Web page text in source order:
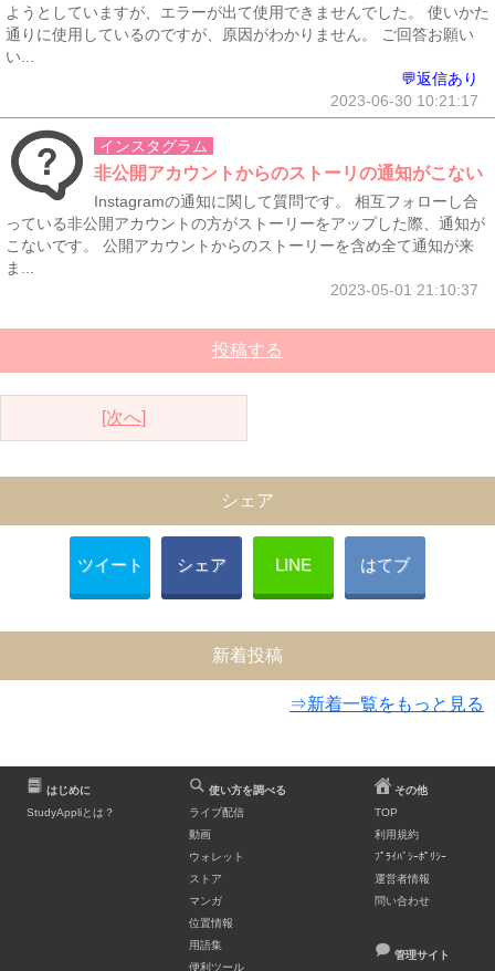
ようとしていますが、エラーが出て使用できませんでした。 使いかた
通りに使用しているのですが、原因がわかりません。 ご回答お願い
い...
💬返信あり
2023-06-30 10:21:17
インスタグラム
非公開アカウントからのストーリの通知がこない
Instagramの通知に関して質問です。 相互フォローし合
っている非公開アカウントの方がストーリーをアップした際、通知が
こないです。 公開アカウントからのストーリーを含め全て通知が来
ま...
2023-05-01 21:10:37
投稿する
[次へ]
シェア
ツイート シェア LINE はてブ
新着投稿
⇒新着一覧をもっと見る
はじめに
StudyAppliとは？
使い方を調べる
ライブ配信
動画
ウォレット
ストア
マンガ
位置情報
用語集
便利ツール
その他
TOP
利用規約
ﾌﾟﾗｲﾊﾞｼｰﾎﾟﾘｼｰ
運営者情報
問い合わせ
管理サイト